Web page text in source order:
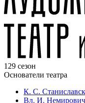
129 сезон
Основатели театра
К. С.
Вл. И.